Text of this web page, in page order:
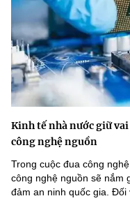
Kinh tế nhà nước giữ
công nghệ nguồn
Trong cuộc đua công
công nghệ nguồn sẽ nắm
đảm an ninh quốc gia. Đối